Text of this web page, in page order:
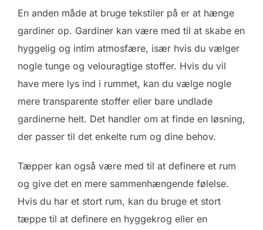
En anden måde at bruge tekstiler på er at hænge
gardiner op. Gardiner kan være med til at skabe en
hyggelig og intim atmosfære, især hvis du vælger
nogle tunge og velouragtige stoffer. Hvis du vil
have mere lys ind i rummet, kan du vælge nogle
mere transparente stoffer eller bare undlade
gardinerne helt. Det handler om at finde en løsning,
der passer til det enkelte rum og dine behov.
Tæpper kan også være med til at definere et rum
og give det en mere sammenhængende følelse.
Hvis du har et stort rum, kan du bruge et stort
tæppe til at definere en hyggekrog eller en